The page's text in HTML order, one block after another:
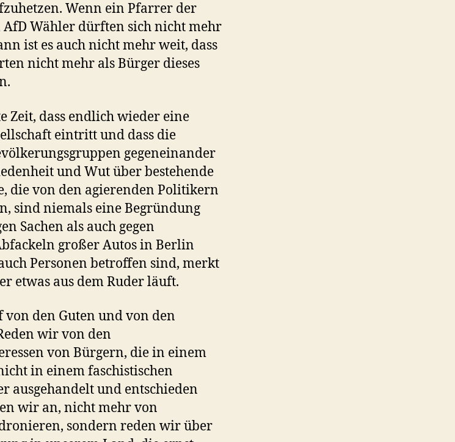
Wenn ein Pfarrer der
Wähler dürften sich nicht mehr
ist es auch nicht mehr weit, dass
nicht mehr als Bürger dieses
Zeit, dass endlich wieder eine
eintritt und dass die
gegeneinander
und Wut über bestehende
die von den agierenden Politikern
sind niemals eine Begründung
Sachen als auch gegen
großer Autos in Berlin
Personen betroffen sind, merkt
etwas aus dem Ruder läuft.
den Guten und von den
wir von den
von Bürgern, die in einem
in einem faschistischen
ausgehandelt und entschieden
wir an, nicht mehr von
sondern reden wir über